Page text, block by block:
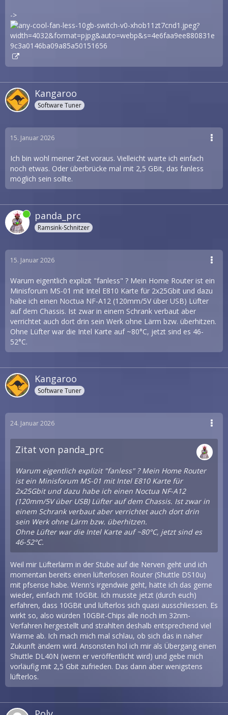
->
Kangaroo
Software Tuner
15. Januar 2026
Ich bin wohl meiner Zeit voraus. Vielleicht warte ich einfach
noch etwas. Oder überbrücke mal mit 2,5 GBit, das fanless
möglich sein sollte.
panda_prc
Ramsink-Schnitzer
15. Januar 2026
Warum eigentlich explizit "fanless" ? Mein Home Router ist ein
Minisforum MS-01 mit Intel E810 Karte für 2x25Gbit und dazu
habe ich einen Noctua NF-A12 (120mm/5V über USB) Lüfter
auf dem Chassis. Ist zwar in einem Schrank verbaut aber
verrichtet auch dort drin sein Werk ohne Lärm bzw. überhitzen.
Ohne Lüfter war die Intel Karte auf ~80°C, jetzt sind es 46-
52°C.
Kangaroo
Software Tuner
24. Januar 2026
Zitat von panda_prc
Warum eigentlich explizit "fanless" ? Mein Home Router
ist ein Minisforum MS-01 mit Intel E810 Karte für
2x25Gbit und dazu habe ich einen Noctua NF-A12
(120mm/5V über USB) Lüfter auf dem Chassis. Ist zwar in
einem Schrank verbaut aber verrichtet auch dort drin
sein Werk ohne Lärm bzw. überhitzen.
Ohne Lüfter war die Intel Karte auf ~80°C, jetzt sind es
46-52°C.
Weil mir Lüfterlärm in der Stube auf die Nerven geht und ich
momentan bereits einen lüfterlosen Router (Shuttle DS10u)
mit pfsense habe. Wenn's irgendwie geht, hätte ich das gerne
wieder, einfach mit 10GBit. Ich musste jetzt (durch euch)
erfahren, dass 10GBit und lüfterlos sich quasi ausschliessen. Es
wirkt so, also würden 10GBit-Chips alle noch im 32nm-
Verfahren hergestellt und strahlten deshalb entsprechend viel
Wärme ab. Ich mach mich mal schlau, ob sich das in naher
Zukunft ändern wird. Ansonsten hol ich mir als Übergang einen
Shuttle DL40N (wenn er veröffentlicht wird) und gebe mich
vorläufig mit 2,5 Gbit zufrieden. Das dann aber wenigstens
lüfterlos.